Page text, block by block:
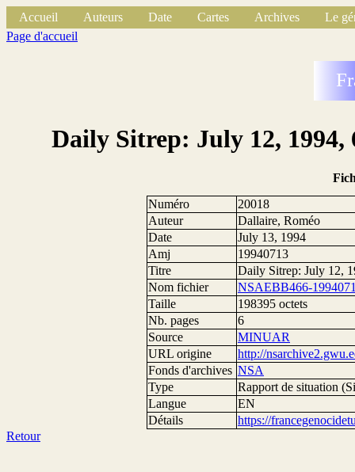
Accueil Auteurs Date Cartes Archives
Le
Page d'accueil
Daily Sitrep: July 12, 1994,
Numéro
20018
Auteur
Dallaire, Roméo
Date
July 13, 1994
Amj
19940713
Titre
Daily Sitrep: July 12,
Nom fichier
NSAEBB466-
Taille
198395 octets
Nb. pages
6
Source
MINUAR
URL origine
http://
Fonds d'archives NSA
Type
Rapport de situation
Langue
EN
Détails
https://
Retour